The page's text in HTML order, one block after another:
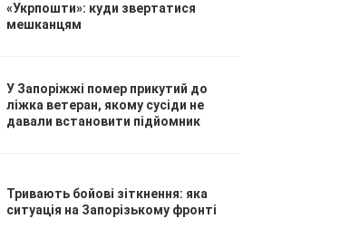
«Укрпошти»: куди звертатися
мешканцям
У Запоріжжі помер прикутий до
ліжка ветеран, якому сусіди не
давали встановити підйомник
Тривають бойові зіткнення: яка
ситуація на Запорізькому фронті